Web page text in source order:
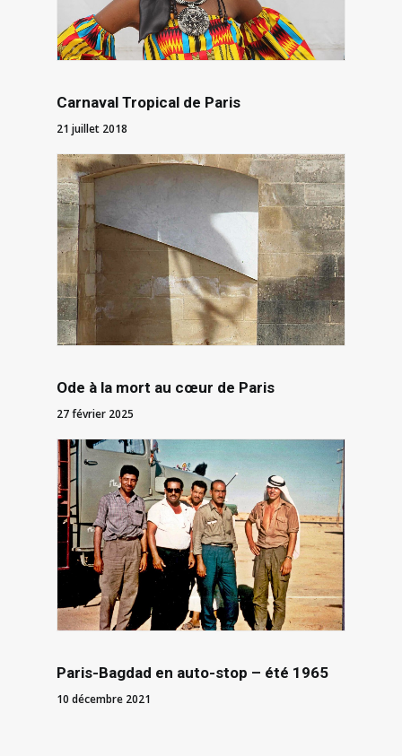
Carnaval Tropical de Paris
21 juillet 2018
Ode à la mort au cœur de Paris
27 février 2025
Paris-Bagdad en auto-stop – été 1965
10 décembre 2021